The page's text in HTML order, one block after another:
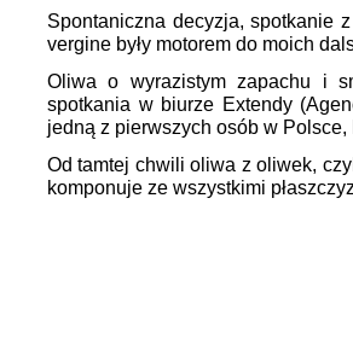
Spontaniczna decyzja, spotkanie
vergine były motorem do moich
Oliwa o wyrazistym zapachu i
spotkania w biurze Extendy
jedną z pierwszych osób w
Od tamtej chwili oliwa z oliwek,
komponuje ze wszystkimi
Anna